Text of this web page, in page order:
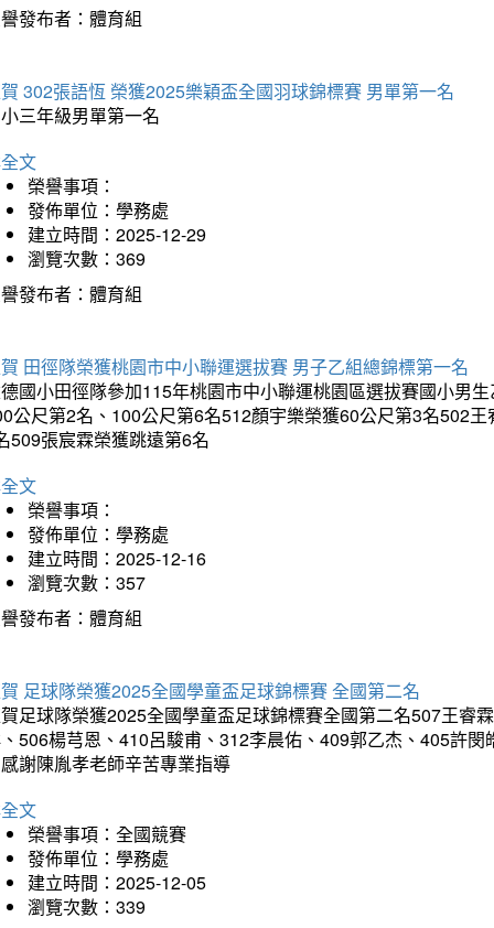
發布者：體育組
302張語恆 榮獲2025樂穎盃全國羽球錦標賽 男單第一名
三年級男單第一名
文
榮譽事項：
發佈單位：學務處
建立時間：2025-12-29
瀏覽次數：369
發布者：體育組
田徑隊榮獲桃園市中小聯運選拔賽 男子乙組總錦標第一名
國小田徑隊參加115年桃園市中小聯運桃園區選拔賽國小男
公尺第2名、100公尺第6名512顏宇樂榮獲60公尺第3名502
509張宸霖榮獲跳遠第6名
文
榮譽事項：
發佈單位：學務處
建立時間：2025-12-16
瀏覽次數：357
發布者：體育組
足球隊榮獲2025全國學童盃足球錦標賽 全國第二名
足球隊榮獲2025全國學童盃足球錦標賽全國第二名507王睿
506楊芎恩、410呂駿甫、312李晨佑、409郭乙杰、405許
謝陳胤孝老師辛苦專業指導
文
榮譽事項：全國競賽
發佈單位：學務處
建立時間：2025-12-05
瀏覽次數：339